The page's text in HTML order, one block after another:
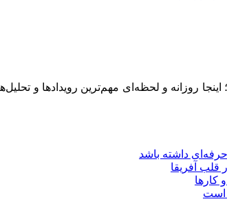
اینجا روزانه و لحظه‌ای مهم‌ترین رویدادها و
داشته باشد
قلب آفریقا
کارها
است